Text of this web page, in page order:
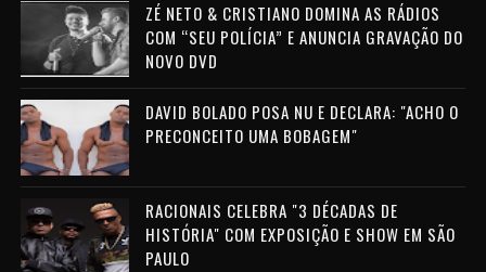
ZÉ NETO & CRISTIANO DOMINA AS RÁDIOS
COM “SEU POLÍCIA” E ANUNCIA GRAVAÇÃO DO
NOVO DVD
DAVID BOLADO POSA NU E DECLARA: "ACHO O
PRECONCEITO UMA BOBAGEM"
RACIONAIS CELEBRA "3 DÉCADAS DE
HISTÓRIA" COM EXPOSIÇÃO E SHOW EM SÃO
PAULO